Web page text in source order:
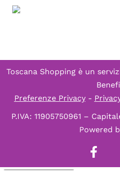
Toscana Shopping è un
Preferenze Privacy-
P.IVA: 11905750961 –
Powered